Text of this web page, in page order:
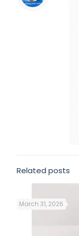
Related posts
March 31, 2026